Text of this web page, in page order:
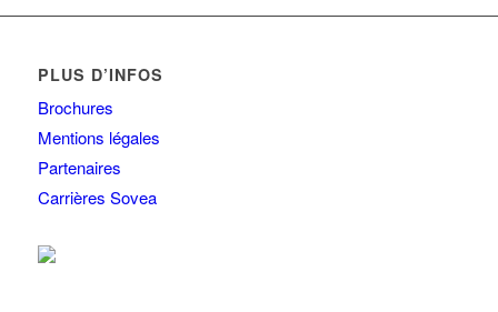
PLUS D’INFOS
Brochures
Mentions légales
Partenaires
Carrières Sovea